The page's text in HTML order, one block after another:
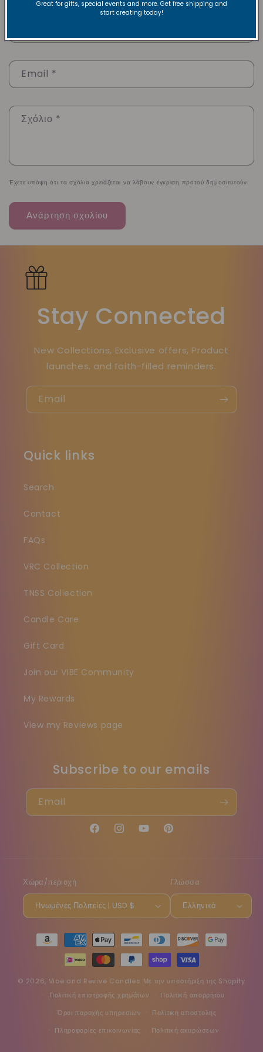
Email *
Σχόλιο *
Έχετε υπόψη ότι τα σχόλια χρειάζεται να λάβουν έγκριση προτού δημοσιευτούν.
Stay Connected
New Collections, Exclusive offers, Product
launches, and faith-filled reminders.
Email
Quick links
Search
Contact
FAQs
VRC Collection
TNSS Collection
Candle Care
Gift Card
Join our VIBE Community
My Rewards
View my Reviews page
Subscribe to our emails
Email
FacebookInstagramYouTubePinterest
Χώρα/περιοχή
Ηνωμένες Πολιτείες | USD $
Γλώσσα
Ελληνικά
Μέθοδοι
πληρωμής
© 2026, Vibe and Revive Candles Με την υποστήριξη της Shopify
Πολιτική επιστροφής χρημάτων
Πολιτική απορρήτου
Όροι παροχής υπηρεσιών
Πολιτική αποστολής
Πληροφορίες επικοινωνίας
Πολιτική ακυρώσεων
Great for gifts, special events and more. Get free shipping and
start creating today!